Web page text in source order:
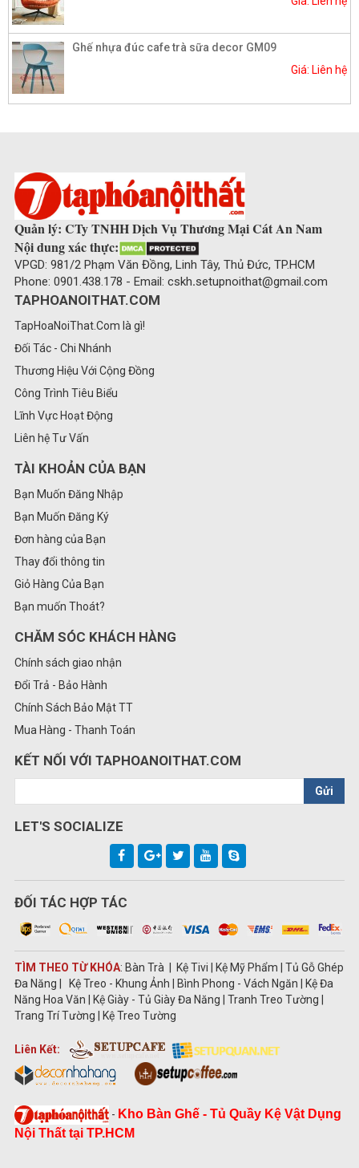
Ghế nhựa đúc cafe trà sữa decor GM09
Giá: Liên hệ
Quản lý: CTy TNHH Dịch Vụ Thương Mại Cát An Nam
Nội dung xác thực:
VPGD: 981/2 Phạm Văn Đồng, Linh Tây, Thủ Đức, TP.HCM
Phone: 0901.438.178 - Email: cskh.setupnoithat@gmail.com
TAPHOANOITHAT.COM
TapHoaNoiThat.Com là gì!
Đối Tác - Chi Nhánh
Thương Hiệu Với Cộng Đồng
Công Trình Tiêu Biểu
Lĩnh Vực Hoạt Động
Liên hệ Tư Vấn
TÀI KHOẢN CỦA BẠN
Bạn Muốn Đăng Nhập
Bạn Muốn Đăng Ký
Đơn hàng của Bạn
Thay đổi thông tin
Giỏ Hàng Của Bạn
Bạn muốn Thoát?
CHĂM SÓC KHÁCH HÀNG
Chính sách giao nhận
Đổi Trả - Bảo Hành
Chính Sách Bảo Mật TT
Mua Hàng - Thanh Toán
KẾT NỐI VỚI TAPHOANOITHAT.COM
Gửi
LET'S SOCIALIZE
ĐỐI TÁC HỢP TÁC
TÌM THEO TỪ KHÓA: Bàn Trà | Kệ Tivi | Kệ Mỹ Phẩm | Tủ Gỗ Ghép
Đa Năng | Kệ Treo - Khung Ảnh | Bình Phong - Vách Ngăn | Kệ Đa
Năng Hoa Văn | Kệ Giày - Tủ Giày Đa Năng | Tranh Treo Tường |
Trang Trí Tường | Kệ Treo Tường
Liên Kết:
- Kho Bàn Ghế - Tủ Quầy Kệ Vật Dụng
Nội Thất tại TP.HCM